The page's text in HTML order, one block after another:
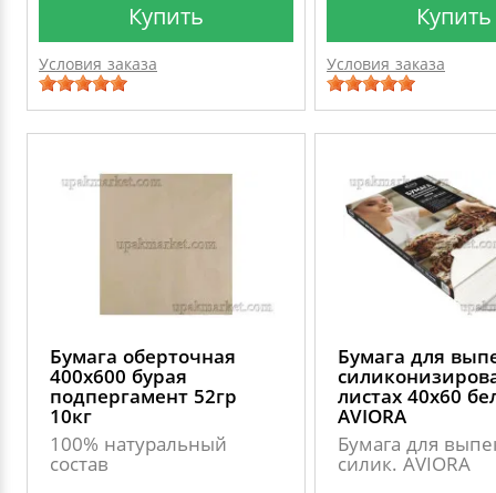
Купить
Условия заказа
Купить
Условия заказа
Бумага оберточная
400х600 бурая
подпергамент 52гр
10кг
100% натуральный
состав
Бумага для
листах 40х60
AVIORA
Бумага для
силик. AVIORA